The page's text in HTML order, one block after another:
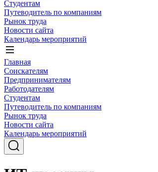
Студентам
Путеводитель по компаниям
Рынок труда
Новости сайта
Календарь мероприятий
Главная
Соискателям
Предпринимателям
Работодателям
Студентам
Путеводитель по компаниям
Рынок труда
Новости сайта
Календарь мероприятий